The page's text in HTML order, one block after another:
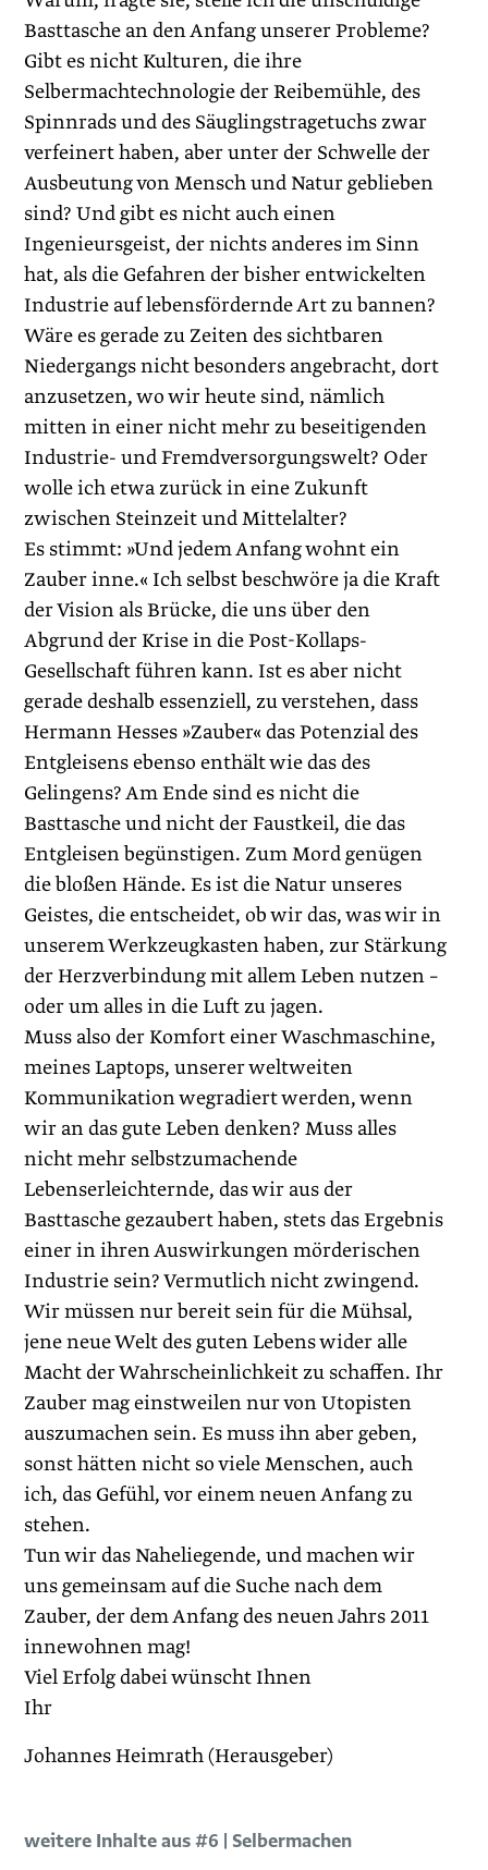
Basttasche an den Anfang unserer Probleme?
Gibt es nicht Kulturen, die ihre
Selbermachtechnologie der Reibemühle, des
Spinnrads und des Säuglingstragetuchs zwar
verfeinert haben, aber unter der Schwelle der
Ausbeutung von Mensch und Natur geblieben
sind? Und gibt es nicht auch einen
Ingenieursgeist, der nichts anderes im Sinn
hat, als die Gefahren der bisher entwickelten
Industrie auf lebensfördernde Art zu bannen?
Wäre es gerade zu Zeiten des sichtbaren
Niedergangs nicht besonders angebracht, dort
anzusetzen, wo wir heute sind, nämlich
mitten in einer nicht mehr zu beseitigenden
Industrie- und Fremdversorgungswelt? Oder
wolle ich etwa zurück in eine Zukunft
zwischen Steinzeit und Mittelalter?
Es stimmt: »Und jedem Anfang wohnt ein
Zauber inne.« Ich selbst beschwöre ja die Kraft
der Vision als Brücke, die uns über den
Abgrund der Krise in die Post-Kollaps-
Gesellschaft führen kann. Ist es aber nicht
gerade deshalb essenziell, zu verstehen, dass
Hermann Hesses »Zauber« das Potenzial des
Entgleisens ebenso enthält wie das des
Gelingens? Am Ende sind es nicht die
Basttasche und nicht der Faustkeil, die das
Entgleisen begünstigen. Zum Mord genügen
die bloßen Hände. Es ist die Natur unseres
Geistes, die entscheidet, ob wir das, was wir in
unserem Werkzeugkasten haben, zur Stärkung
der Herzverbindung mit allem Leben nutzen –
oder um alles in die Luft zu jagen.
Muss also der Komfort einer Waschmaschine,
meines Laptops, unserer weltweiten
Kommunikation wegradiert werden, wenn
wir an das gute Leben denken? Muss alles
nicht mehr selbstzumachende
Lebenserleichternde, das wir aus der
Basttasche gezaubert haben, stets das Ergebnis
einer in ihren Auswirkungen mörderischen
Industrie sein? Vermutlich nicht zwingend.
Wir müssen nur bereit sein für die Mühsal,
jene neue Welt des guten Lebens wider alle
Macht der Wahrscheinlichkeit zu schaffen. Ihr
Zauber mag einstweilen nur von Utopisten
auszumachen sein. Es muss ihn aber geben,
sonst hätten nicht so viele Menschen, auch
ich, das Gefühl, vor einem neuen Anfang zu
stehen.
Tun wir das Naheliegende, und machen wir
uns gemeinsam auf die Suche nach dem
Zauber, der dem Anfang des neuen Jahrs 2011
innewohnen mag!
Viel Erfolg dabei wünscht Ihnen
Ihr
Johannes Heimrath (Herausgeber)
weitere Inhalte aus #6 | Selbermachen